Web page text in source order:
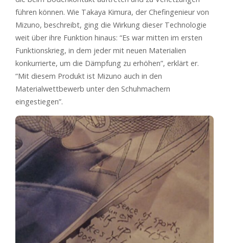
führen können. Wie Takaya Kimura, der Chefingenieur von
Mizuno, beschreibt, ging die Wirkung dieser Technologie
weit über ihre Funktion hinaus: “Es war mitten im ersten
Funktionskrieg, in dem jeder mit neuen Materialien
konkurrierte, um die Dämpfung zu erhöhen”, erklärt er.
“Mit diesem Produkt ist Mizuno auch in den
Materialwettbewerb unter den Schuhmachern
eingestiegen”.